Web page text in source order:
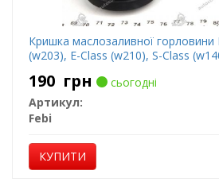
Кришка маслозаливної горловини
(w203), E-Class (w210), S-Class
190 грн
сьогодні
Артикул:
Febi
КУПИТИ